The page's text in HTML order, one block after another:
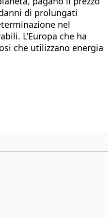
di prolungati
nel
L’Europa che ha
che utilizzano energia